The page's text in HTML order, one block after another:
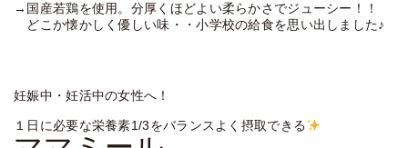
→国産若鶏を使用。分厚くほどよい柔らかさでジューシー！！
どこか懐かしく優しい味・・小学校の給食を思い出しました♪
妊娠中・妊活中の女性へ！
１日に必要な栄養素1/3をバランスよく摂取できる